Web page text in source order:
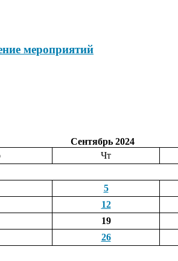
мероприятий
Сентябрь 2024
Чт
5
12
19
26